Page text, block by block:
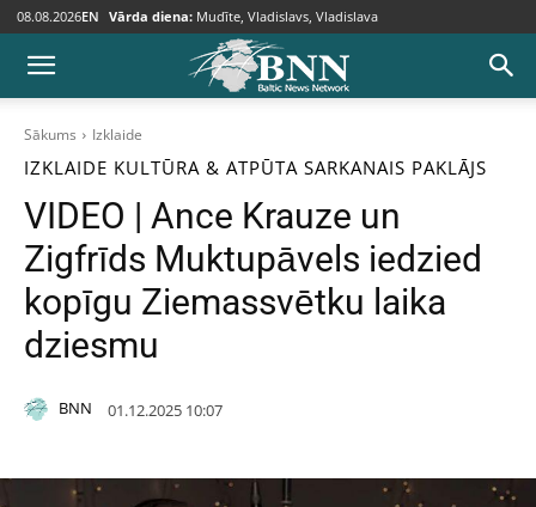
08.08.2026EN Vārda diena: Mudīte, Vladislavs, Vladislava
Sākums Izklaide
IZKLAIDE KULTŪRA & ATPŪTA SARKANAIS PAKLĀJS
VIDEO | Ance Krauze un
Zigfrīds Muktupāvels iedzied
kopīgu Ziemassvētku laika
dziesmu
BNN 01.12.2025 10:07